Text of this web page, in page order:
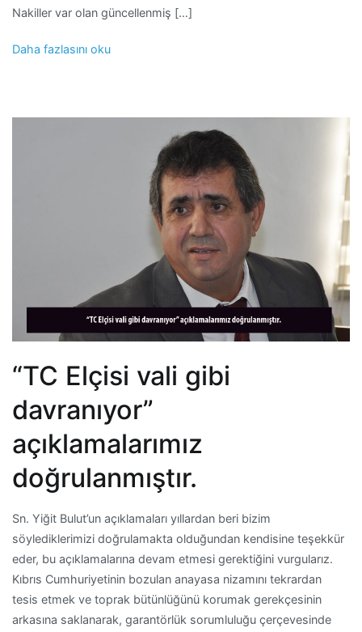
Nakiller var olan güncellenmiş […]
Daha fazlasını oku
“TC Elçisi vali gibi
davranıyor”
açıklamalarımız
doğrulanmıştır.
Sn. Yiğit Bulut’un açıklamaları yıllardan beri bizim
söylediklerimizi doğrulamakta olduğundan kendisine teşekkür
eder, bu açıklamalarına devam etmesi gerektiğini vurgularız.
Kıbrıs Cumhuriyetinin bozulan anayasa nizamını tekrardan
tesis etmek ve toprak bütünlüğünü korumak gerekçesinin
arkasına saklanarak, garantörlük sorumluluğu çerçevesinde